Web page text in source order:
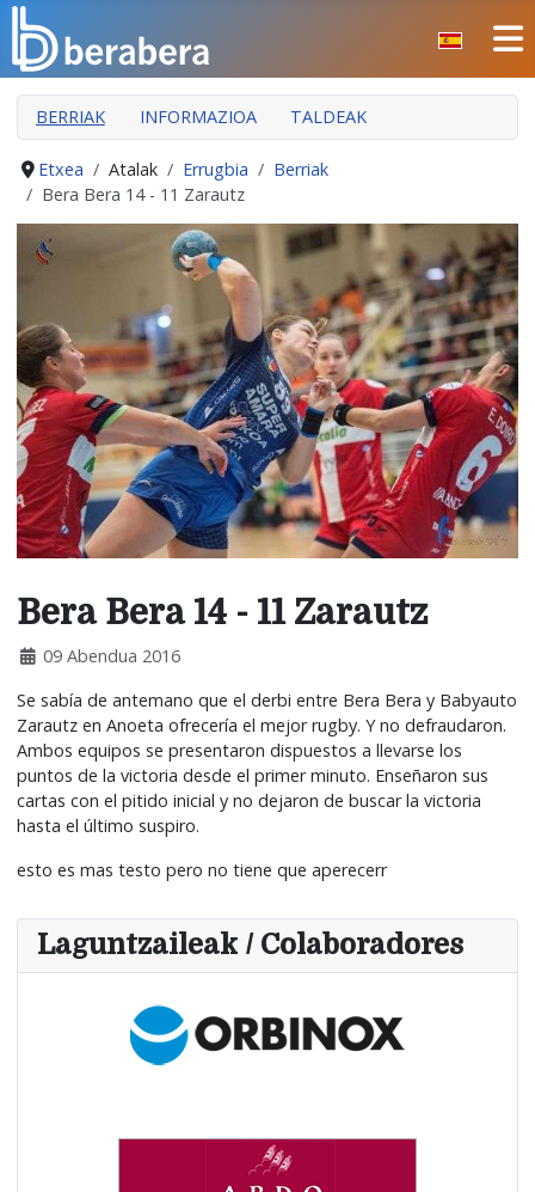
ITXI
HASIERA
KLUBA
MANTEO
ATALAK
GIZARTE ARLOA
INDARKERIAREN PREBENTZIOA
BERRIAK INFORMAZIOA TALDEAK
Etxea Atalak Errugbia
Berriak
Bera Bera 14 - 11 Zarautz
Bera Bera 14 - 11 Zarautz
09 Abendua 2016
Se sabía de antemano que el derbi entre Bera Bera y Babyauto
Zarautz en Anoeta ofrecería el mejor rugby. Y no defraudaron.
Ambos equipos se presentaron dispuestos a llevarse los
puntos de la victoria desde el primer minuto. Enseñaron sus
cartas con el pitido inicial y no dejaron de buscar la victoria
hasta el último suspiro.
esto es mas testo pero no tiene que aperecerr
Laguntzaileak / Colaboradores